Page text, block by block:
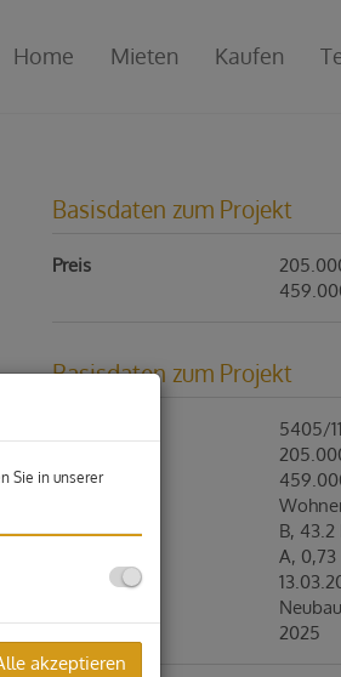
Home Mieten Kaufen
Basisdaten zum Projekt
Preis
Basisdaten zum Projekt
5405/
HWB
B,
A, 0,73
gültig bis
Neubau
2025
Sie in unserer
akzeptieren